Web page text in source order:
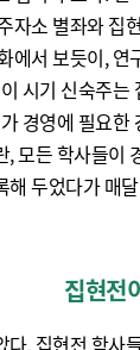
자소 별좌와 집
에서 보듯이,
시기 신숙주
경영에 필요한
, 모든 학사들이
해 두었다가 매
집현전
다. 집현전 학사